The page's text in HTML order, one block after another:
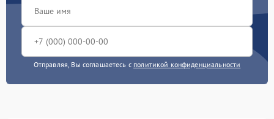
Отправляя, Вы соглашаетесь с политикой конфиденциальности